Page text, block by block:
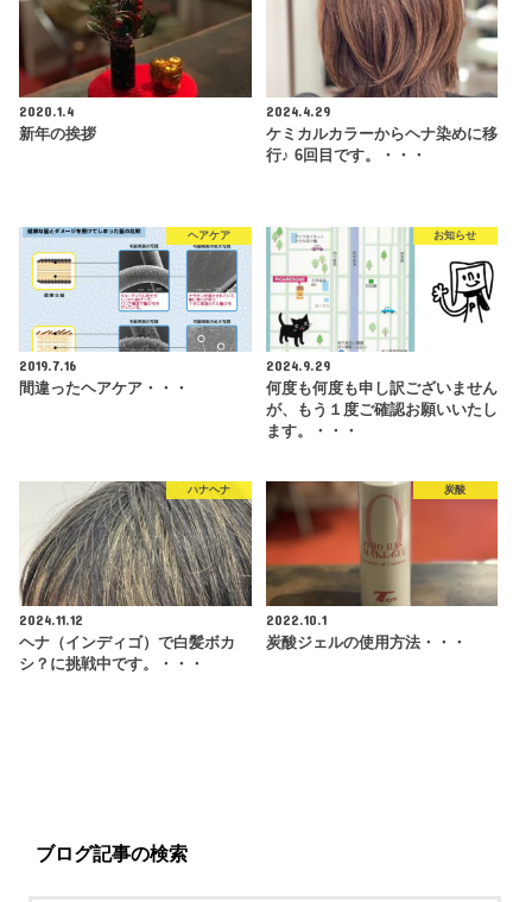
2020.1.4
新年の挨拶
2024.4.29
ケミカルカラーからヘナ染めに移
行♪ 6回目です。・・・
ヘアケア
2019.7.16
間違ったヘアケア・・・
お知らせ
2024.9.29
何度も何度も申し訳ございません
が、もう１度ご確認お願いいたし
ます。・・・
ハナヘナ
2024.11.12
ヘナ（インディゴ）で白髪ボカ
シ？に挑戦中です。・・・
炭酸
2022.10.1
炭酸ジェルの使用方法・・・
ブログ記事の検索